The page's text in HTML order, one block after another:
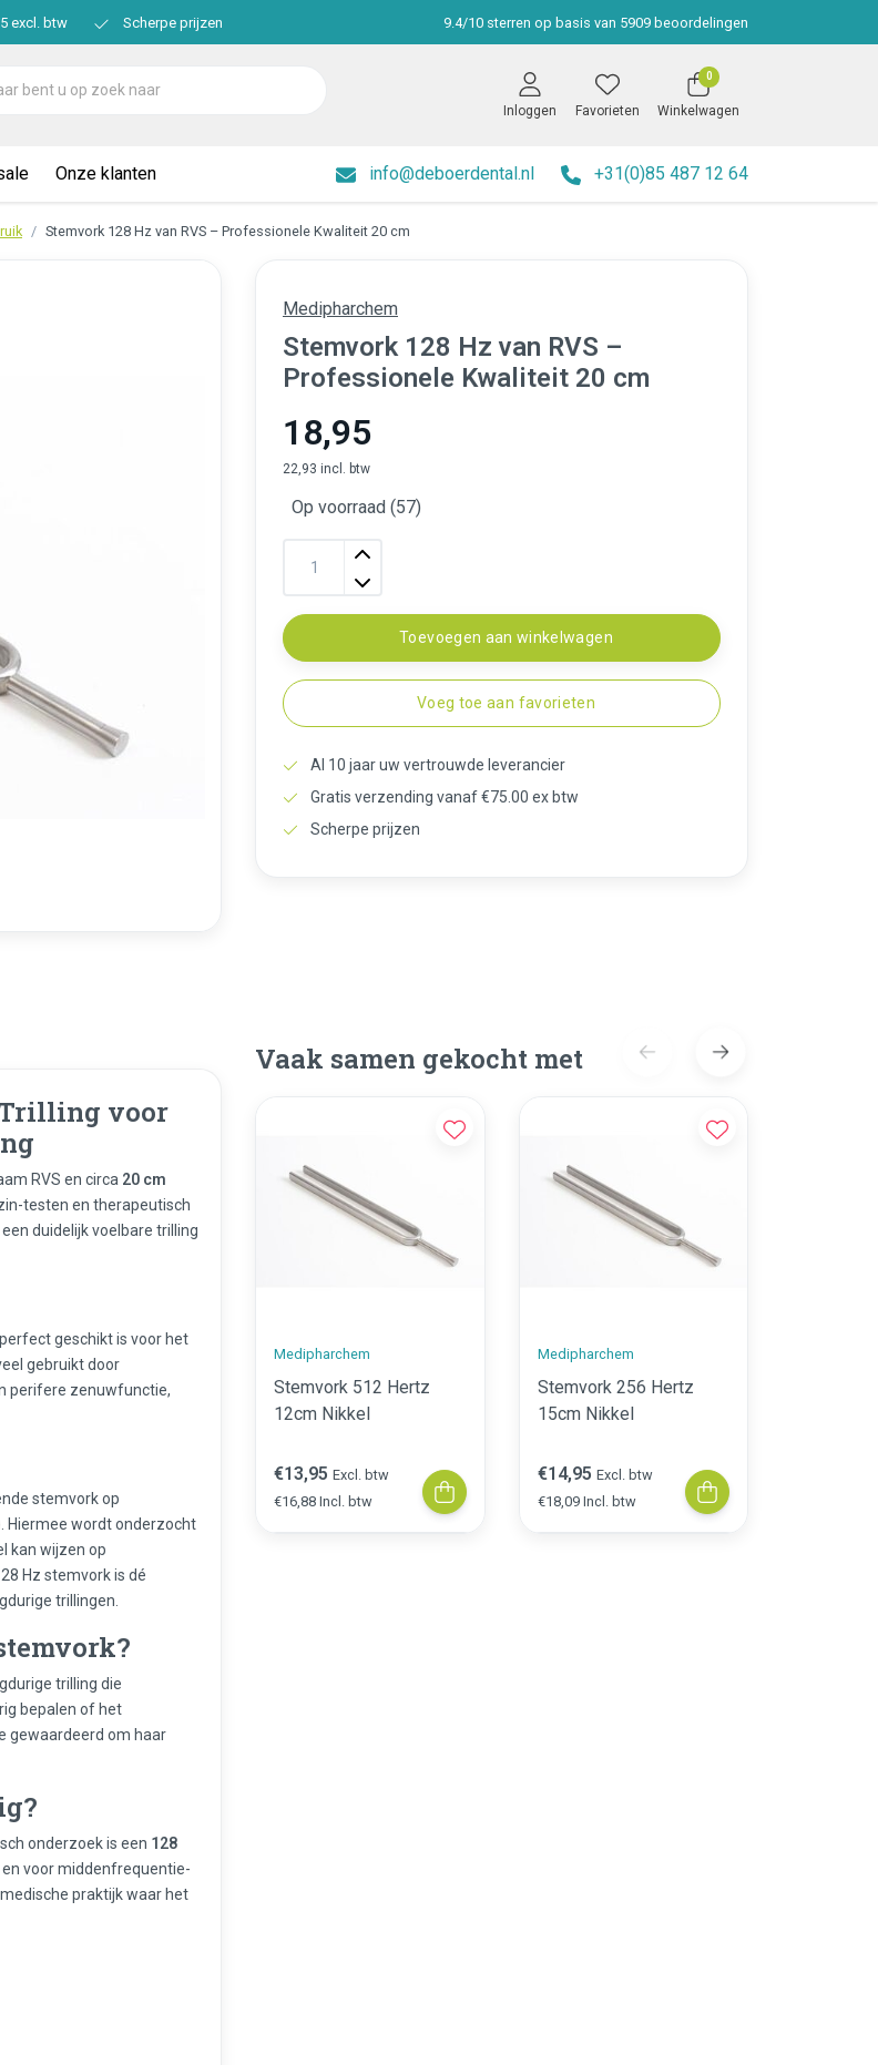
excl. btw Scherpe prijzen 9.4/10 sterren op basis van 5909 beoordelingen
Inloggen Favorieten
0
Winkelwagen
Onze klanten info@deboerdental.nl +31(0)85 487 12 64
Stemvork 128 Hz van RVS – Professionele Kwaliteit 20 cm
Medipharchem
Stemvork 128 Hz van RVS –
Professionele Kwaliteit 20 cm
18,95
22,93 incl. btw
Op voorraad (57)
Toevoegen aan winkelwagen
Voeg toe aan favorieten
Al 10 jaar uw vertrouwde leverancier
Gratis verzending vanaf €75.00 ex btw
Scherpe prijzen
Trilling voor
RVS en circa 20 cm
testen en therapeutisch
duidelijk voelbare trilling
geschikt is voor het
gebruikt door
perifere zenuwfunctie,
stemvork op
Hiermee wordt onderzocht
kan wijzen op
Hz stemvork is dé
trillingen.
trilling die
bepalen of het
gewaardeerd om haar
onderzoek is een 128
voor middenfrequentie-
praktijk waar het
Vaak samen gekocht met
Medipharchem
Stemvork 512 Hertz
12cm Nikkel
€13,95 Excl. btw
€16,88 Incl. btw
Medipharchem
Stemvork 256 Hertz
15cm Nikkel
€14,95 Excl. btw
€18,09 Incl. btw